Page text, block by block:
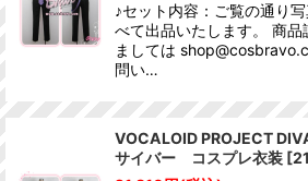
♪セット内容：ご覧の通り
べて出品いたします。 商品
ましては
問い…
VOCALOID PROJECT
サイバー コスプレ衣装 [